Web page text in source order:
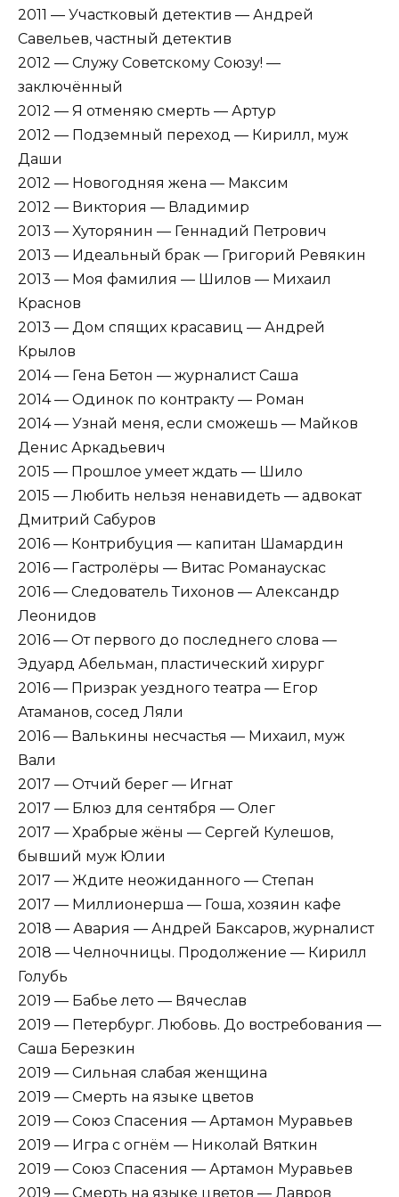
2011 — Участковый детектив — Андрей
Савельев, частный детектив
2012 — Служу Советскому Союзу! —
заключённый
2012 — Я отменяю смерть — Артур
2012 — Подземный переход — Кирилл, муж
Даши
2012 — Новогодняя жена — Максим
2012 — Виктория — Владимир
2013 — Хуторянин — Геннадий Петрович
2013 — Идеальный брак — Григорий Ревякин
2013 — Моя фамилия — Шилов — Михаил
Краснов
2013 — Дом спящих красавиц — Андрей
Крылов
2014 — Гена Бетон — журналист Саша
2014 — Одинок по контракту — Роман
2014 — Узнай меня, если сможешь — Майков
Денис Аркадьевич
2015 — Прошлое умеет ждать — Шило
2015 — Любить нельзя ненавидеть — адвокат
Дмитрий Сабуров
2016 — Контрибуция — капитан Шамардин
2016 — Гастролёры — Витас Романаускас
2016 — Следователь Тихонов — Александр
Леонидов
2016 — От первого до последнего слова —
Эдуард Абельман, пластический хирург
2016 — Призрак уездного театра — Егор
Атаманов, сосед Ляли
2016 — Валькины несчастья — Михаил, муж
Вали
2017 — Отчий берег — Игнат
2017 — Блюз для сентября — Олег
2017 — Храбрые жёны — Сергей Кулешов,
бывший муж Юлии
2017 — Ждите неожиданного — Степан
2017 — Миллионерша — Гоша, хозяин кафе
2018 — Авария — Андрей Баксаров, журналист
2018 — Челночницы. Продолжение — Кирилл
Голубь
2019 — Бабье лето — Вячеслав
2019 — Петербург. Любовь. До востребования —
Саша Березкин
2019 — Сильная слабая женщина
2019 — Смерть на языке цветов
2019 — Союз Спасения — Артамон Муравьев
2019 — Игра с огнём — Николай Вяткин
2019 — Союз Спасения — Артамон Муравьев
2019 — Смерть на языке цветов — Лавров